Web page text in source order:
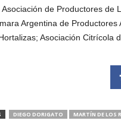
Asociación de Productores de
Argentina de
Asociación Citrícola
DIEGO DORIGATO MARTÍN DE LOS